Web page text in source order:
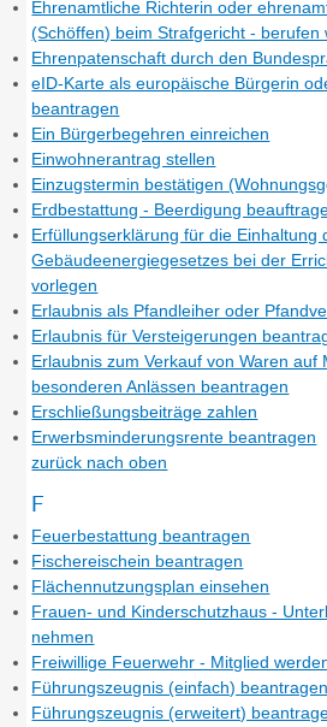
Ehrenamtliche Richterin oder
(Schöffen) beim Strafgericht - berufen
Ehrenpatenschaft durch den
eID-Karte als europäische Bürgerin
beantragen
Ein Bürgerbegehren einreichen
Einwohnerantrag stellen
Einzugstermin bestätigen
Erdbestattung - Beerdigung
Erfüllungserklärung für die Einhaltung
Gebäudeenergiegesetzes bei der
vorlegen
Erlaubnis als Pfandleiher oder
Erlaubnis für Versteigerungen
Erlaubnis zum Verkauf von Waren auf
besonderen Anlässen beantragen
Erschließungsbeiträge zahlen
Erwerbsminderungsrente beantragen
zurück nach oben
F
Feuerbestattung beantragen
Fischereischein beantragen
Flächennutzungsplan einsehen
Frauen- und Kinderschutzhaus -
nehmen
Freiwillige Feuerwehr - Mitglied
Führungszeugnis (einfach) beantragen
Führungszeugnis (erweitert)